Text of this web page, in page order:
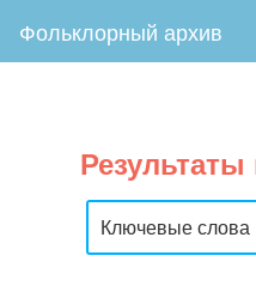
Фольклорный архив
Результаты
Ключевые слова